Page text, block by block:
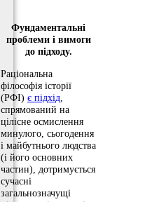
Фундаментальні
проблеми і вимоги
до підходу.
Раціональна
філософія історії
(РФІ) є підхід
спрямований на
цілісне осмислення
минулого, сьогодення
і майбутнього людства
(і його основних
частин), дотримується
сучасні
загальнозначущі